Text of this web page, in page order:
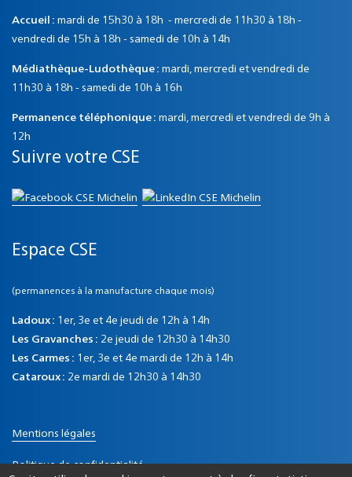
Accueil : mardi de 15h30 à 18h - mercredi de 11h30 à 18h -
vendredi de 15h à 18h - samedi de 10h à 14h
Médiathèque-Ludothèque : mardi, mercredi et vendredi de
11h30 à 18h - samedi de 10h à 16h
Permanence téléphonique : mardi, mercredi et vendredi de 9h à
12h
Suivre votre CSE
Espace CSE
(permanences à la manufacture chaque mois)
Ladoux : 1er, 3e et 4e jeudi de 12h à 14h
Les Gravanches : 2e jeudi de 12h30 à 14h30
Les Carmes : 1er, 3e et 4e mardi de 12h à 14h
Cataroux : 2e mardi de 12h30 à 14h30
Mentions légales
Politique de confidentialité